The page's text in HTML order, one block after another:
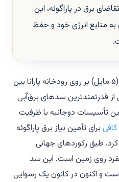
برق در پاراگوئه، این
منابع انرژی خود و حفظ
سد ایتاپو که به طول ۸ کیلومتر (۵ مایل) بر روی رودخانه پارانا بین
از قدرتمندترین سدهای برق‌آبی
است. تنها در سال ۲۰۱۶، این تأسیسات دوجانبه با ظرفیت
کافی برای تأمین نیاز برق پاراگوئه
طبق رکوردهای جهانی
روی زمین است. این سد
و اکنون در کانون یک رسوایی